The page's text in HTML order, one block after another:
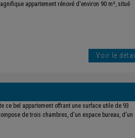
appartement rénové d'environ 90 m², situé
Voir le détail
ce bel appartement offrant une surface utile de 93
de trois chambres, d'un espace bureau, d'un